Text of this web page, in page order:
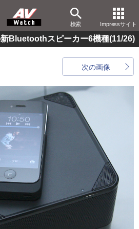
検索 Impressサイト
Bluetoothスピーカー6機種(11/26)
次の画像